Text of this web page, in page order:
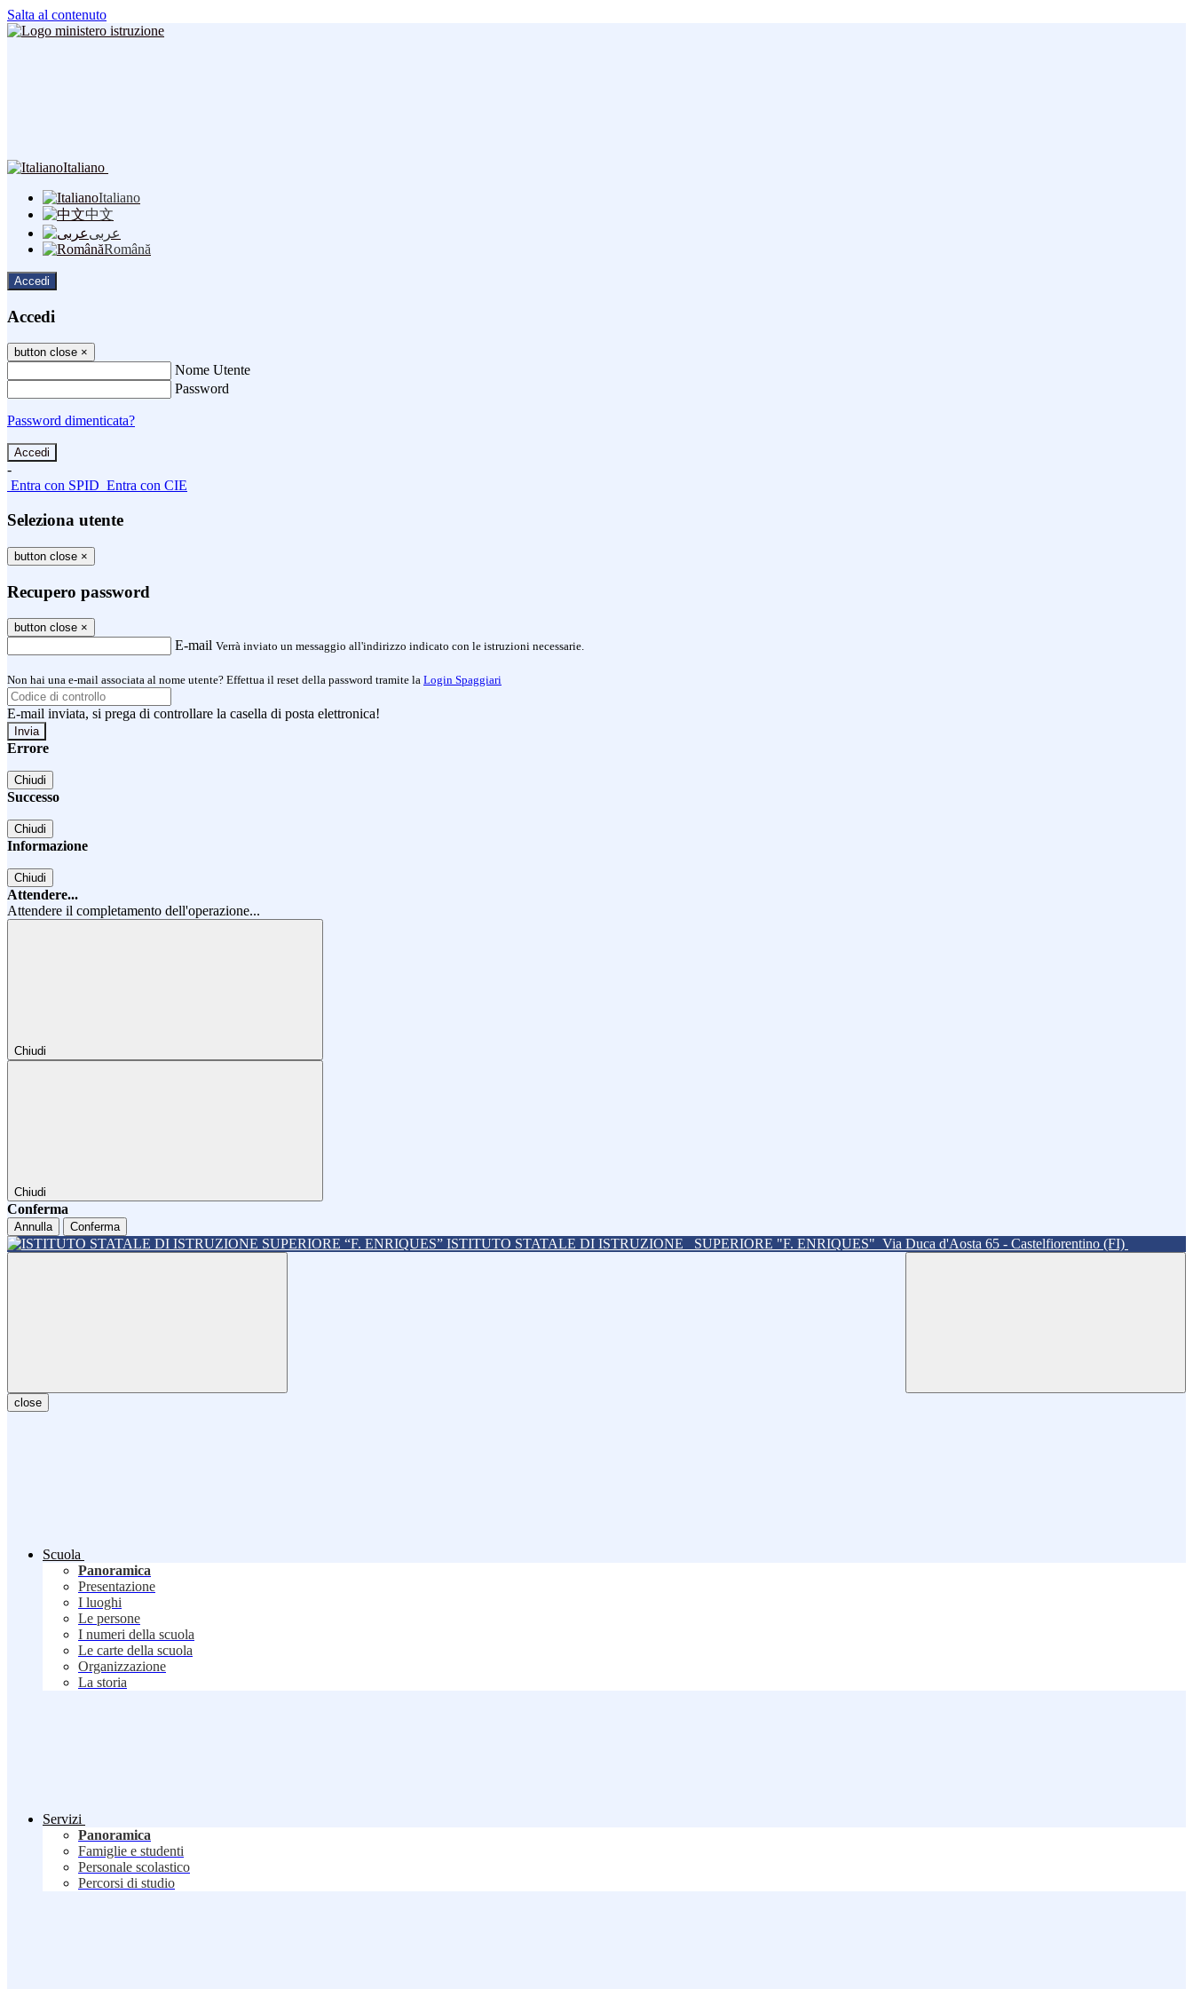
Salta al contenuto
Italiano
Italiano
中文
عربى
Română
Accedi
Accedi
button close ×
Nome Utente
Password
Password dimenticata?
-
Entra con SPID Entra con CIE
Seleziona utente
button close ×
Recupero password
button close ×
E-mail Verrà inviato un messaggio all'indirizzo indicato con le istruzioni necessarie.
Non hai una e-mail associata al nome utente? Effettua il reset della password tramite la Login Spaggiari
E-mail inviata, si prega di controllare la casella di posta elettronica!
Errore
Chiudi
Successo
Chiudi
Informazione
Chiudi
Attendere...
Attendere il completamento dell'operazione...
Chiudi
Chiudi
Conferma
Annulla Conferma
ISTITUTO STATALE DI ISTRUZIONE SUPERIORE "F. ENRIQUES" Via Duca d'Aosta 65 - Castelfiorentino (FI)
close
Scuola
Panoramica
Presentazione
I luoghi
Le persone
I numeri della scuola
Le carte della scuola
Organizzazione
La storia
Servizi
Panoramica
Famiglie e studenti
Personale scolastico
Percorsi di studio